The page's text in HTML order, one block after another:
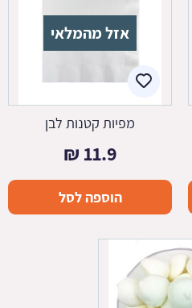
אזל מהמלאי
מפיות קטנות לבן
11.9
₪
הוספה לסל